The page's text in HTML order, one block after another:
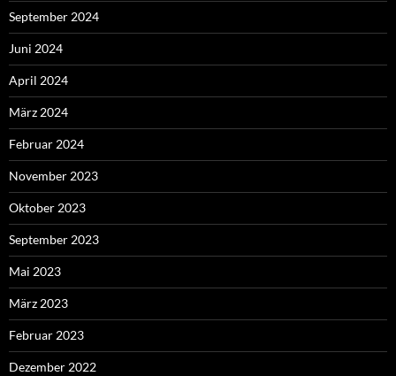
September 2024
Juni 2024
April 2024
März 2024
Februar 2024
November 2023
Oktober 2023
September 2023
Mai 2023
März 2023
Februar 2023
Dezember 2022